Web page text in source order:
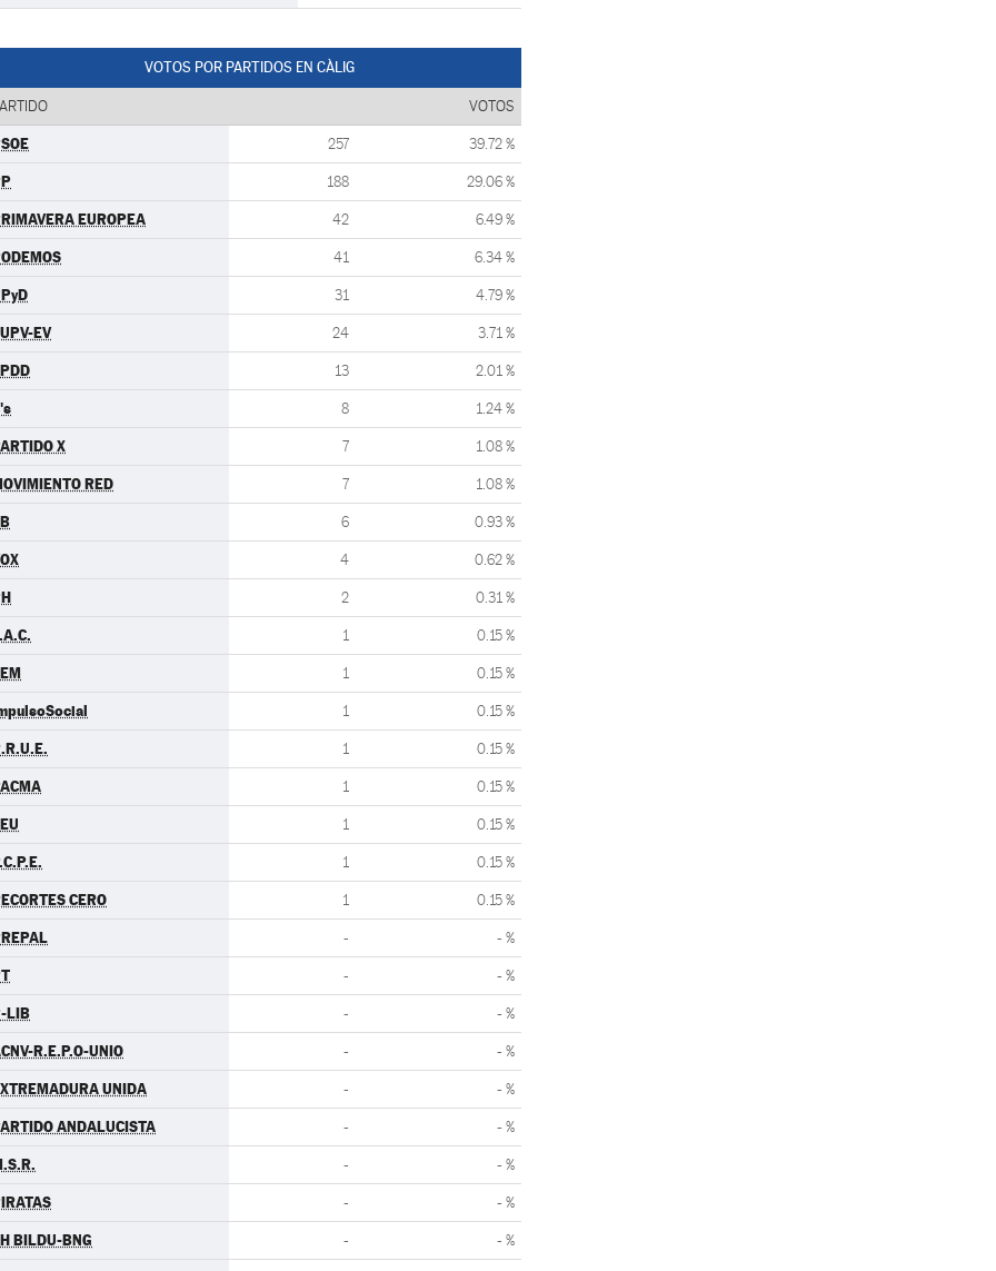
VOTOS POR PARTIDOS EN CÀLIG
VOTOS
257 39.72 %
188 29.06 %
EUROPEA 42 6.49 %
41 6.34 %
31 4.79 %
EV 24 3.71 %
13 2.01 %
8 1.24 %
X 7 1.08 %
RED 7 1.08 %
6 0.93 %
4 0.62 %
2 0.31 %
1 0.15 %
1 0.15 %
1 0.15 %
1 0.15 %
1 0.15 %
1 0.15 %
1 0.15 %
CERO 1 0.15 %
- - %
- - %
LIB - - %
R.E.P.O-UNIO - - %
UNIDA - - %
ANDALUCISTA - - %
- - %
- - %
BILDU-BNG - - %